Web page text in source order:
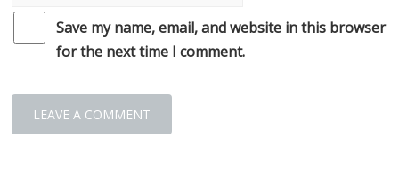
Save my name, email, and website in this browser
for the next time I comment.